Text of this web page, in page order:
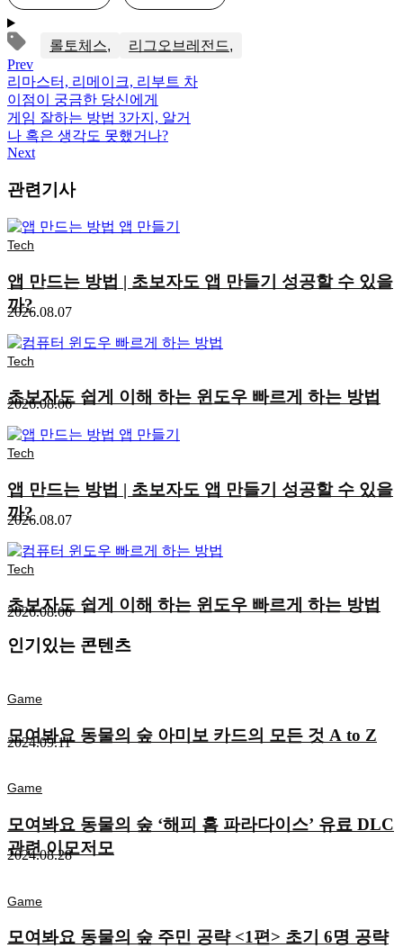
롤토체스
리그오브레전드
Prev
리마스터, 리메이크, 리부트 차
이점이 궁금한 당신에게
게임 잘하는 방법 3가지, 알거
나 혹은 생각도 못했거나?
Next
관련기사
Tech
앱 만드는 방법 | 초보자도 앱 만들기 성공할 수 있을
까?
2026.08.07
Tech
초보자도 쉽게 이해 하는 윈도우 빠르게 하는 방법
2026.08.06
Tech
앱 만드는 방법 | 초보자도 앱 만들기 성공할 수 있을
까?
2026.08.07
Tech
초보자도 쉽게 이해 하는 윈도우 빠르게 하는 방법
2026.08.06
인기있는 콘텐츠
Game
모여봐요 동물의 숲 아미보 카드의 모든 것 A to Z
2024.09.11
Game
모여봐요 동물의 숲 ‘해피 홈 파라다이스’ 유료 DLC
관련 이모저모
2024.08.28
Game
모여봐요 동물의 숲 주민 공략 <1편> 초기 6명 공략